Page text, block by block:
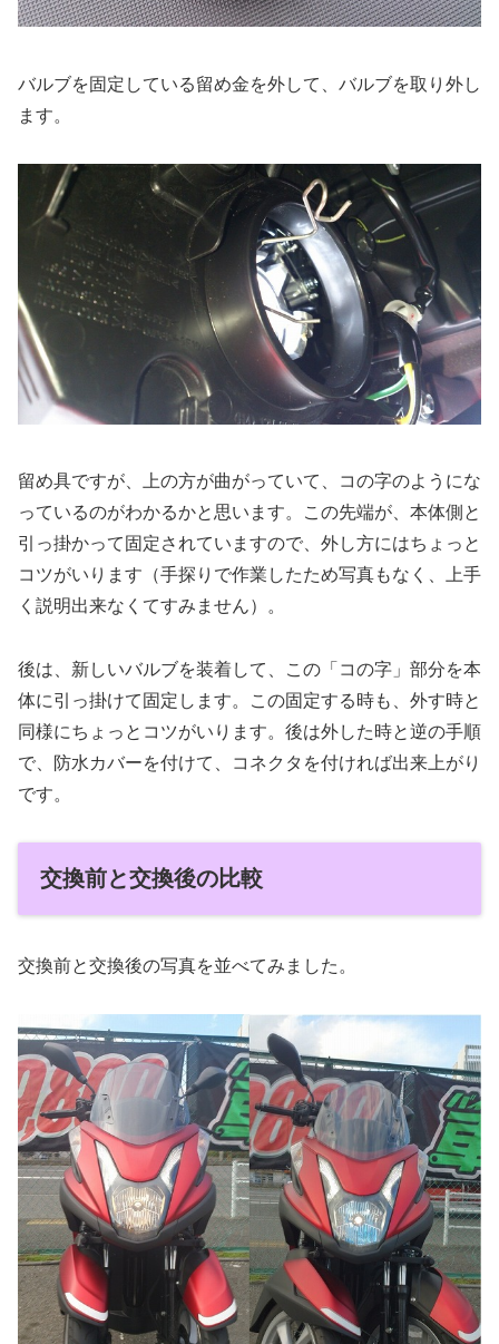
バルブを固定している留め金を外して、バルブを取り外し
ます。
留め具ですが、上の方が曲がっていて、コの字のようにな
っているのがわかるかと思います。この先端が、本体側と
引っ掛かって固定されていますので、外し方にはちょっと
コツがいります（手探りで作業したため写真もなく、上手
く説明出来なくてすみません）。
後は、新しいバルブを装着して、この「コの字」部分を本
体に引っ掛けて固定します。この固定する時も、外す時と
同様にちょっとコツがいります。後は外した時と逆の手順
で、防水カバーを付けて、コネクタを付ければ出来上がり
です。
交換前と交換後の比較
交換前と交換後の写真を並べてみました。